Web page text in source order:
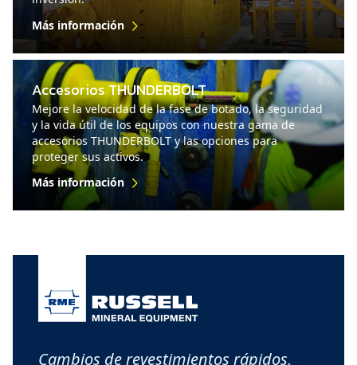
Más información
Accesorios THUNDERBOLT
Mejore la velocidad de la fase de botado, la seguridad
y la vida útil de los equipos con nuestra gama de
accesorios THUNDERBOLT y las opciones para
proteger sus activos.
Más información
Cambios de revestimientos rápidos,